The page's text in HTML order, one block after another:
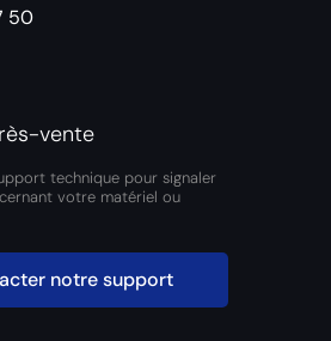
50
vente
technique pour signaler
votre matériel ou
notre support